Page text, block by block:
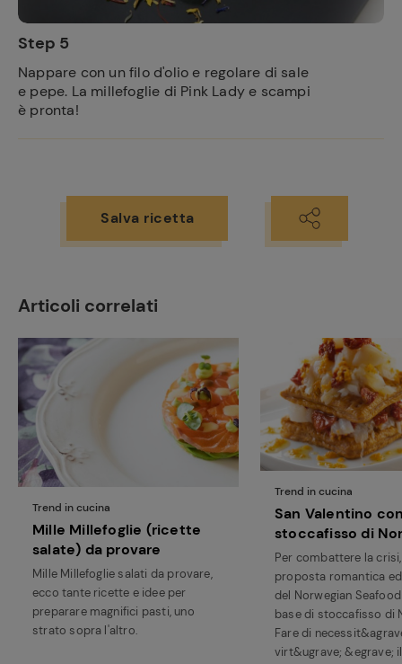
Step 5
Nappare con un filo d'olio e regolare di sale
e pepe. La millefoglie di Pink Lady e scampi
è pronta!
Salva ricetta
Articoli correlati
Trend in cucina
Mille Millefoglie (ricette
salate) da provare
Mille Millefoglie salati da provare,
ecco tante ricette e idee per
preparare magnifici pasti, uno
strato sopra l'altro.
Trend in cucina
San Valentino
stoccafisso di
Per combattere la
proposta romantica
del Norwegian
base di stoccafisso di
Fare di
virt&ugrave; &egrave;